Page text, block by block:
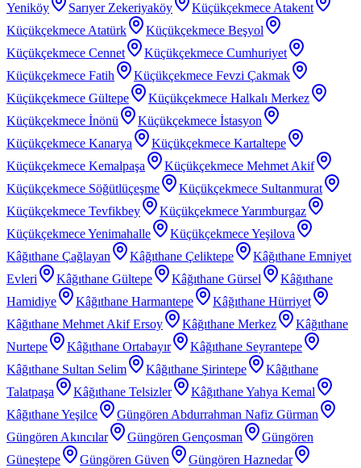
Yeniköy
Sarıyer Zekeriyaköy
Küçükçekmece Atakent
Küçükçekmece Atatürk
Küçükçekmece Beşyol
Küçükçekmece Cennet
Küçükçekmece Cumhuriyet
Küçükçekmece Fatih
Küçükçekmece Fevzi Çakmak
Küçükçekmece Gültepe
Küçükçekmece Halkalı Merkez
Küçükçekmece İnönü
Küçükçekmece İstasyon
Küçükçekmece Kanarya
Küçükçekmece Kartaltepe
Küçükçekmece Kemalpaşa
Küçükçekmece Mehmet Akif
Küçükçekmece Söğütlüçeşme
Küçükçekmece Sultanmurat
Küçükçekmece Tevfikbey
Küçükçekmece Yarımburgaz
Küçükçekmece Yenimahalle
Küçükçekmece Yeşilova
Kâğıthane Çağlayan
Kâğıthane Çeliktepe
Kâğıthane Emniyet
Evleri
Kâğıthane Gültepe Kâğıthane Gürsel
Kâğıthane
Hamidiye
Kâğıthane Harmantepe
Kâğıthane Hürriyet
Kâğıthane Mehmet Akif Ersoy
Kâğıthane Merkez
Kâğıthane
Nurtepe
Kâğıthane Ortabayır
Kâğıthane Seyrantepe
Kâğıthane Sultan Selim
Kâğıthane Şirintepe
Kâğıthane
Talatpaşa
Kâğıthane Telsizler
Kâğıthane Yahya Kemal
Kâğıthane Yeşilce
Güngören Abdurrahman Nafiz Gürman
Güngören Akıncılar
Güngören Gençosman
Güngören
Güneştepe
Güngören Güven
Güngören Haznedar